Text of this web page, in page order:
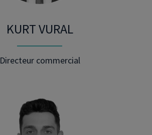
KURT VURAL
Directeur commercial